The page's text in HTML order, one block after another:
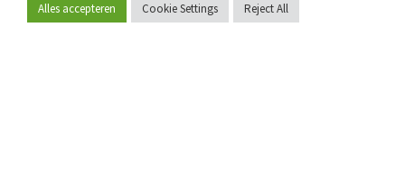
Word lid
Alles accepteren Cookie Settings Reject All